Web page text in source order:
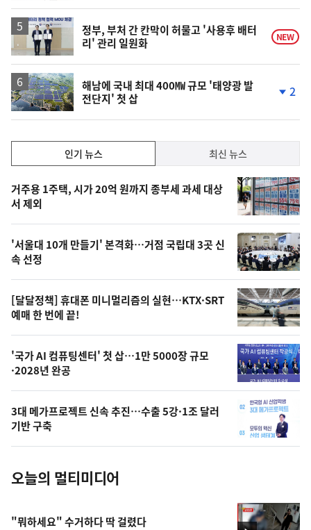
정부, 부처 간 칸막이 허물고 '사용후 배터
리' 관리 일원화
NEW
해남에 국내 최대 400㎿ 규모 '태양광 발
전단지' 첫 삽
락
2
기,
최
신,
오
늘
의
영
상
오
늘
사
진
인기 뉴스 최신 뉴스
기
뉴
스
거주용 1주택, 시가 20억 원까지 종부세 과세 대상
서 제외
'서울대 10개 만들기' 본격화…거점 국립대 3곳 신
속 선정
[달달정책] 휴대폰 미니멀리즘의 실현…KTX·SRT
예매 한 번에 끝!
'국가 AI 컴퓨팅센터' 첫 삽…1만 5000장 규모
·2028년 완공
3대 메가프로젝트 신속 추진…수출 5강·1조 달러
기반 구축
오늘의 멀티미디어
"뭐하세요" 수거하다 딱 걸렸다